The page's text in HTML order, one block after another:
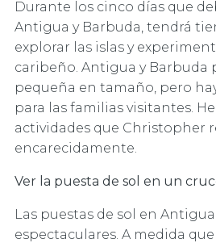
Durante los cinco días que
Antigua y Barbuda, tendrá
explorar las islas y
caribeño. Antigua y Barbuda
pequeña en tamaño, pero
para las familias visitantes.
actividades que Christopher
encarecidamente.
Ver la puesta de sol en un
Las puestas de sol en
espectaculares. A medida